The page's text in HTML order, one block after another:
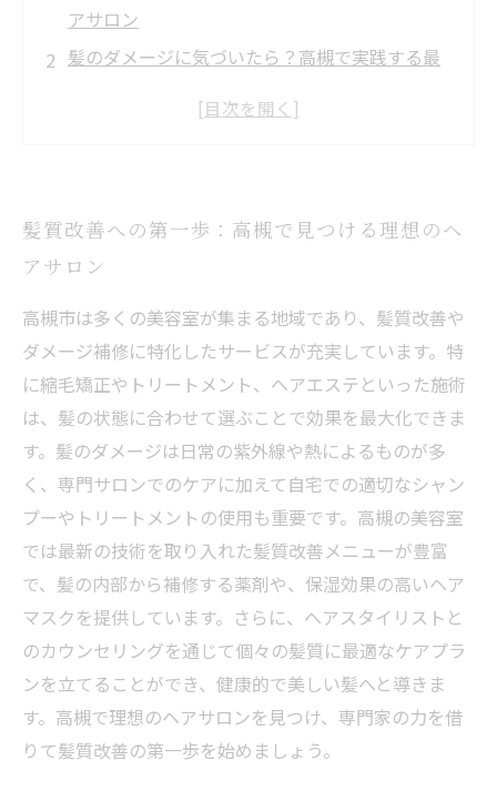
アサロン
髪のダメージに気づいたら？高槻で実践する最
縮毛矯正やトリートメントを活用した高槻の最
ージ予防法
美しい髪を取り戻すまでの道のり：高槻での髪
質改善成功ストーリー
高槻美容室で話題のヘアエステとは？効果と体
験レビュー紹介
髪の悩み解決ガイド：高槻の美容室おすすめダ
メージ補修メニュー
髪質改善への第一歩：高槻で見つける理想のヘ
アサロン
高槻市は多くの美容室が集まる地域であり、髪質改善や
ダメージ補修に特化したサービスが充実しています。特
に縮毛矯正やトリートメント、ヘアエステといった施術
は、髪の状態に合わせて選ぶことで効果を最大化できま
す。髪のダメージは日常の紫外線や熱によるものが多
く、専門サロンでのケアに加えて自宅での適切なシャン
プーやトリートメントの使用も重要です。高槻の美容室
では最新の技術を取り入れた髪質改善メニューが豊富
で、髪の内部から補修する薬剤や、保湿効果の高いヘア
マスクを提供しています。さらに、ヘアスタイリストと
のカウンセリングを通じて個々の髪質に最適なケアプラ
ンを立てることができ、健康的で美しい髪へと導きま
す。高槻で理想のヘアサロンを見つけ、専門家の力を借
りて髪質改善の第一歩を始めましょう。